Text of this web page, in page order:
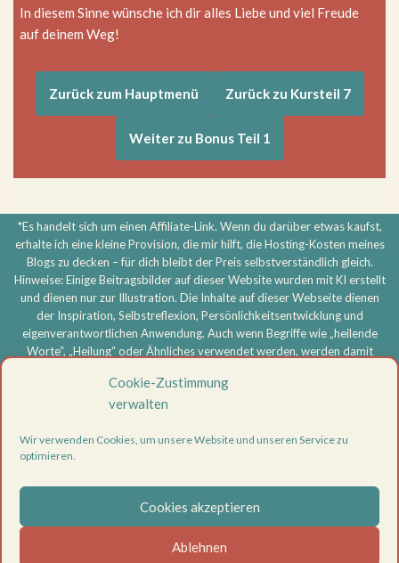
Cookie-Zustimmung
verwalten
Wir verwenden Cookies, um unsere Website und unseren Service zu
optimieren.
Cookies akzeptieren
Ablehnen
In diesem Sinne wünsche ich dir alles Liebe und viel Freude
auf deinem Weg!
Zurück zum Hauptmenü Zurück zu Kursteil 7
Weiter zu Bonus Teil 1
*Es handelt sich um einen Affiliate-Link. Wenn du darüber etwas kaufst,
erhalte ich eine kleine Provision, die mir hilft, die Hosting-Kosten meines
Blogs zu decken – für dich bleibt der Preis selbstverständlich gleich.
Hinweise: Einige Beitragsbilder auf dieser Website wurden mit KI erstellt
und dienen nur zur Illustration. Die Inhalte auf dieser Webseite dienen
der Inspiration, Selbstreflexion, Persönlichkeitsentwicklung und
eigenverantwortlichen Anwendung. Auch wenn Begriffe wie „heilende
Worte“, „Heilung“ oder Ähnliches verwendet werden, werden damit
getroffen und keine Heilversprechen gegeben. Meine Inhalte ersetzen
keine ärztliche, psychotherapeutische oder sonstige professionelle
psychischen Beschwerden oder ernsthaften Problemen wende dich
bitte an eine entsprechend qualifizierte Fachperson. Die Nutzung aller
Datenschutzerklärung